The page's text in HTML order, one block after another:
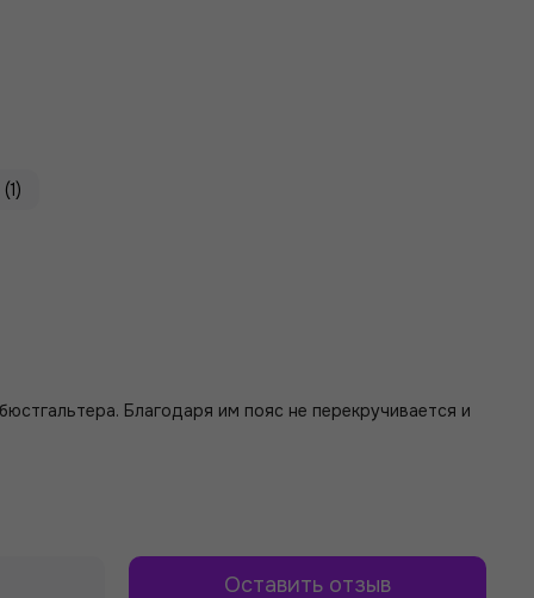
Благодаря им пояс не перекручивается и
Оставить отзыв